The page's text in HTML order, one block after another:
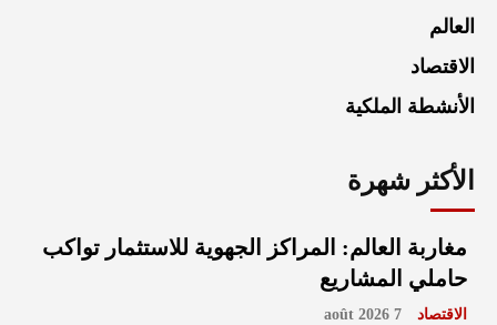
العالم
الاقتصاد
الأنشطة الملكية
الأكثر شهرة
مغاربة العالم: المراكز الجهوية للاستثمار تواكب
حاملي المشاريع
الاقتصاد 7 août 2026